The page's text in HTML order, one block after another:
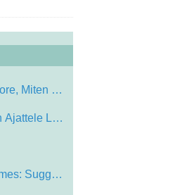
Miten palata tuote Store, Miten puhua St…
Lue tämä ennen kuin Ajattele Lahjakort…
Yhteinen Wealth Games: Suggestions